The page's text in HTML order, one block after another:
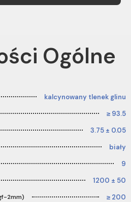
Ogólne
kalcynowany tlenek glinu
≥ 93.5
3.75 ± 0.05
biały
9
1200 ± 50
2mm) ≥ 200